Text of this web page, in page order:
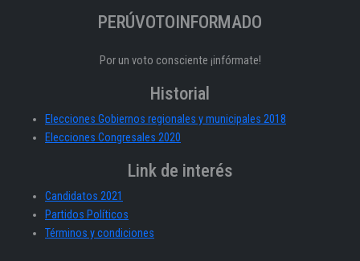
PERÚVOTOINFORMADO
Por un voto consciente ¡infórmate!
Historial
Elecciones Gobiernos regionales y municipales 2018
Elecciones Congresales 2020
Link de interés
Candidatos 2021
Partidos Políticos
Términos y condiciones